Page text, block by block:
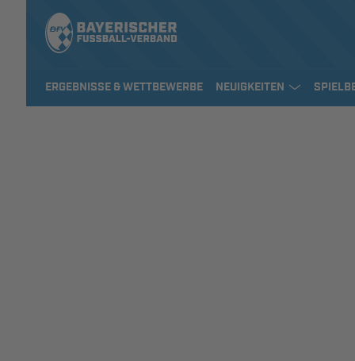
ERGEBNISSE & WETTBEWERBE NEUIGKEITEN